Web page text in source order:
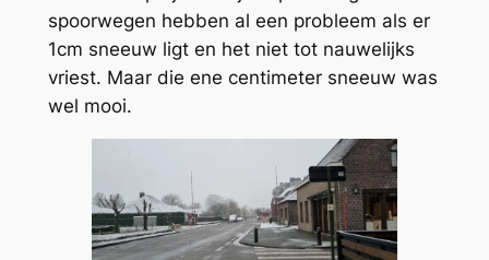
spoorwegen hebben al een probleem als er
1cm sneeuw ligt en het niet tot nauwelijks
vriest. Maar die ene centimeter sneeuw was
wel mooi.